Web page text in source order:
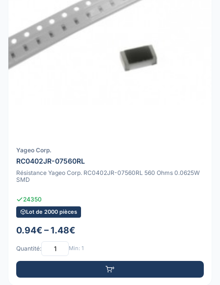
Yageo Corp.
RC0402JR-07560RL
Résistance Yageo Corp. RC0402JR-07560RL 560 Ohms 0.0625W
SMD
24350
Lot de 2000 pièces
0.94€ – 1.48€
Quantité: Min: 1